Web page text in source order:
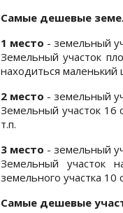
Самые дешевые
1 место - земельный
Земельный участок
находиться
2 место - земельный
Земельный участок 16
т.п.
3 место - земельный
Земельный участок
земельного участка 10
Самые дешевые